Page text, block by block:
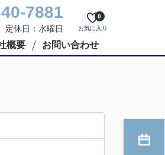
7881
休日：水曜日 お気に入り
0
概要 お問い合わせ